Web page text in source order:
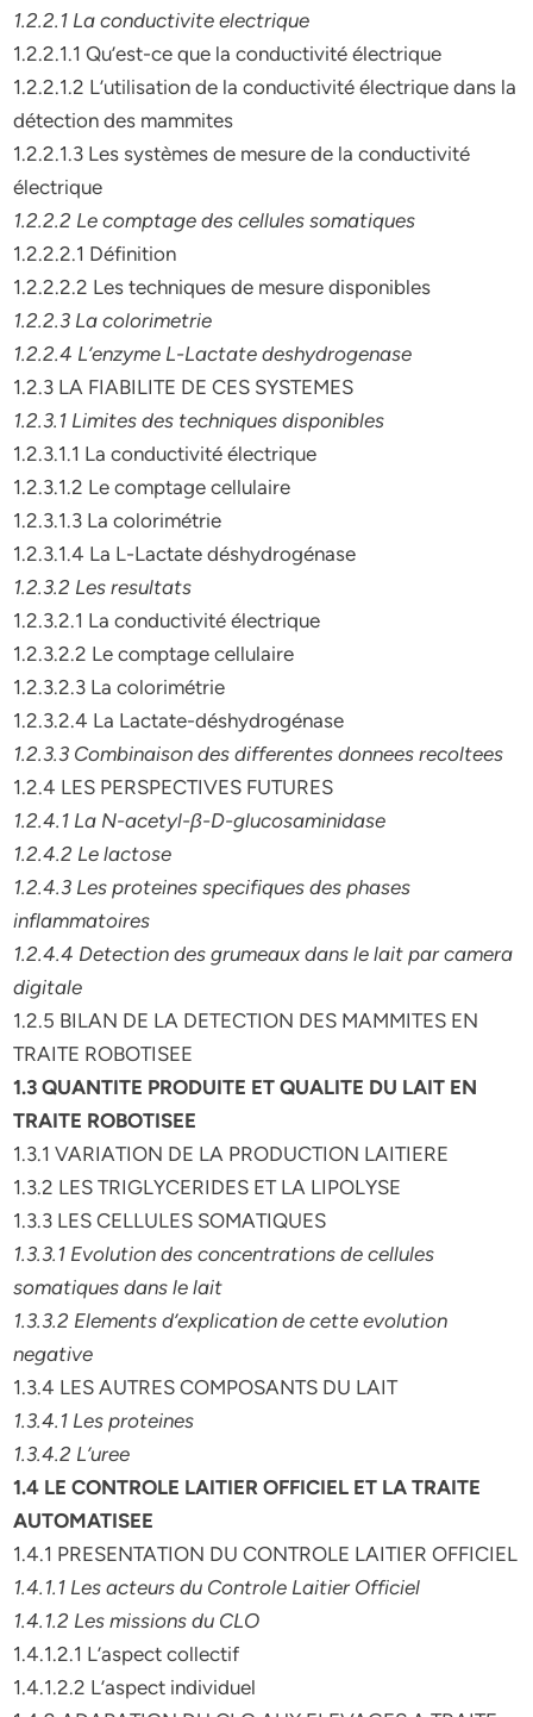
1.2.2.1 La conductivite electrique
1.2.2.1.1 Qu’est-ce que la conductivité électrique
1.2.2.1.2 L’utilisation de la conductivité électrique dans la
détection des mammites
1.2.2.1.3 Les systèmes de mesure de la conductivité
électrique
1.2.2.2 Le comptage des cellules somatiques
1.2.2.2.1 Définition
1.2.2.2.2 Les techniques de mesure disponibles
1.2.2.3 La colorimetrie
1.2.2.4 L’enzyme L-Lactate deshydrogenase
1.2.3 LA FIABILITE DE CES SYSTEMES
1.2.3.1 Limites des techniques disponibles
1.2.3.1.1 La conductivité électrique
1.2.3.1.2 Le comptage cellulaire
1.2.3.1.3 La colorimétrie
1.2.3.1.4 La L-Lactate déshydrogénase
1.2.3.2 Les resultats
1.2.3.2.1 La conductivité électrique
1.2.3.2.2 Le comptage cellulaire
1.2.3.2.3 La colorimétrie
1.2.3.2.4 La Lactate-déshydrogénase
1.2.3.3 Combinaison des differentes donnees recoltees
1.2.4 LES PERSPECTIVES FUTURES
1.2.4.1 La N-acetyl-β-D-glucosaminidase
1.2.4.2 Le lactose
1.2.4.3 Les proteines specifiques des phases
inflammatoires
1.2.4.4 Detection des grumeaux dans le lait par camera
digitale
1.2.5 BILAN DE LA DETECTION DES MAMMITES EN
TRAITE ROBOTISEE
1.3 QUANTITE PRODUITE ET QUALITE DU LAIT EN
TRAITE ROBOTISEE
1.3.1 VARIATION DE LA PRODUCTION LAITIERE
1.3.2 LES TRIGLYCERIDES ET LA LIPOLYSE
1.3.3 LES CELLULES SOMATIQUES
1.3.3.1 Evolution des concentrations de cellules
somatiques dans le lait
1.3.3.2 Elements d’explication de cette evolution
negative
1.3.4 LES AUTRES COMPOSANTS DU LAIT
1.3.4.1 Les proteines
1.3.4.2 L’uree
1.4 LE CONTROLE LAITIER OFFICIEL ET LA TRAITE
AUTOMATISEE
1.4.1 PRESENTATION DU CONTROLE LAITIER OFFICIEL
1.4.1.1 Les acteurs du Controle Laitier Officiel
1.4.1.2 Les missions du CLO
1.4.1.2.1 L’aspect collectif
1.4.1.2.2 L’aspect individuel